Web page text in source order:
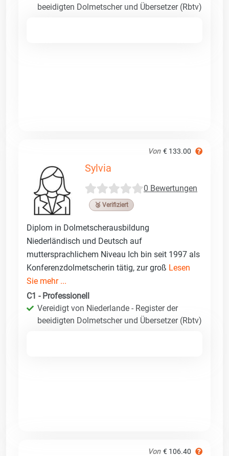
beeidigten Dolmetscher und Übersetzer (Rbtv)
Von € 133.00
Sylvia
0 Bewertungen
🥉 Verifiziert
Diplom in Dolmetscherausbildung
Niederländisch und Deutsch auf
muttersprachlichem Niveau Ich bin seit 1997 als
Konferenzdolmetscherin tätig, zur groß Lesen
Sie mehr ...
C1 - Professionell
Vereidigt von Niederlande - Register der
beeidigten Dolmetscher und Übersetzer (Rbtv)
Von € 106.40